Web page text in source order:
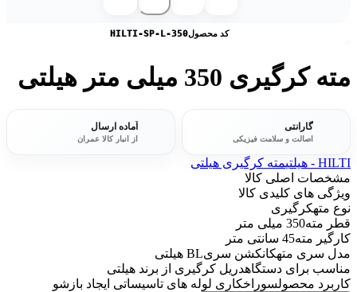
کد محصولHILTI-SP-L-350
مته کرگیری 350 میلی متر هیلتی
گارانتی
اصالت و سلامت فیزیکی
آماده ارسال
از انبار کالا عمران
HILTI - هیلتی
مته کرگیری هیلتی
مشخصات اصلی کالا
ویژگی های کلیدی کالا
نوع متهکرگیری
قطر مته350 میلی متر
کارگیر مته45 سانتی متر
مدل سری متهکانکشن سریBL هیلتی
مناسب برای دستگاهدریل کرگیری از برند هیلتی
کاربرد محصولسوراخکاری لوله های تاسیساتی ایجاد بازشو